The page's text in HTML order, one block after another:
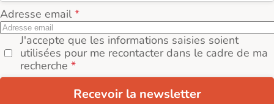
Adresse email
J'accepte que les informations saisies soient
utilisées pour me recontacter dans le cadre de ma
recherche
Recevoir la newsletter